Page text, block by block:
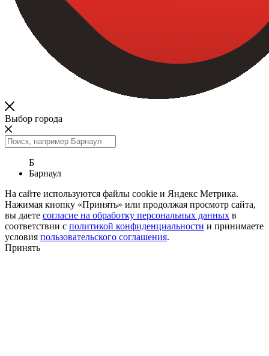
Выбор города
Б
Барнаул
На сайте используются файлы cookie и Яндекс Метрика.
Нажимая кнопку «Принять» или продолжая просмотр сайта,
вы даете согласие на обработку персональных данных в
соответствии с политикой конфиденциальности и принимаете
условия пользовательского соглашения.
Принять